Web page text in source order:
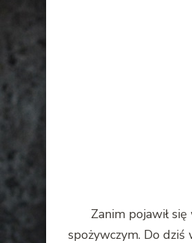
Zanim pojawił
spożywczym. Do